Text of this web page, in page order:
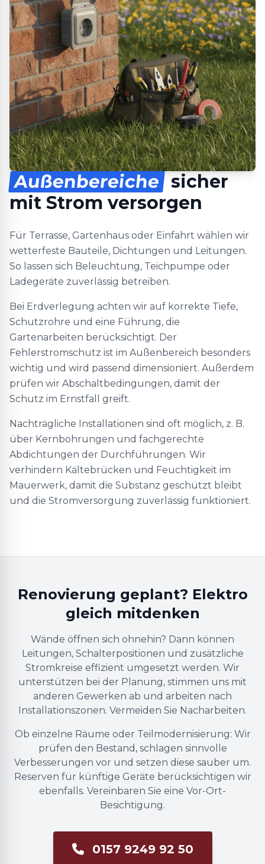
Außenbereiche sicher
mit Strom versorgen
Für Terrasse, Gartenhaus oder Einfahrt wählen wir
wetterfeste Bauteile, Dichtungen und Leitungen.
So lassen sich Beleuchtung, Teichpumpe oder
Ladegeräte zuverlässig betreiben.
Bei Erdverlegung achten wir auf korrekte Tiefe,
Schutzrohre und eine Führung, die
Gartenarbeiten berücksichtigt. Der
Fehlerstromschutz ist im Außenbereich besonders
wichtig und wird passend dimensioniert. Außerdem
prüfen wir Abschaltbedingungen, damit der
Schutz im Ernstfall greift.
Nachträgliche Installationen sind oft möglich, z. B.
über Kernbohrungen und fachgerechte
Abdichtungen der Durchführungen. Wir
verhindern Kältebrücken und Feuchtigkeit im
Mauerwerk, damit die Substanz geschützt bleibt
und die Stromversorgung zuverlässig funktioniert.
Renovierung geplant? Elektro
gleich mitdenken
Wände öffnen sich ohnehin? Dann können
Leitungen, Schalterpositionen und zusätzliche
Stromkreise effizient umgesetzt werden. Wir
unterstützen bei der Planung, stimmen uns mit
anderen Gewerken ab und arbeiten nach
Installationszonen. Vermeiden Sie Nacharbeiten.
Ob einzelne Räume oder Teilmodernisierung: Wir
prüfen den Bestand, schlagen sinnvolle
Verbesserungen vor und setzen diese sauber um.
Reserven für künftige Geräte berücksichtigen wir
ebenfalls. Vereinbaren Sie eine Vor-Ort-
Besichtigung.
0157 9249 92 50